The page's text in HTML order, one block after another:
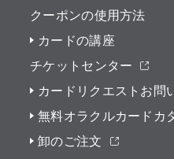
クーポンの使用方法
カードの講座
チケットセンター
カードリクエストお問
無料オラクルカードカ
卸のご注文